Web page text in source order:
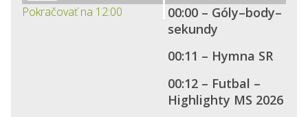
Pokračovať na 12:00
00:00 – Góly–body–
sekundy
00:11 – Hymna SR
00:12 – Futbal –
Highlighty MS 2026